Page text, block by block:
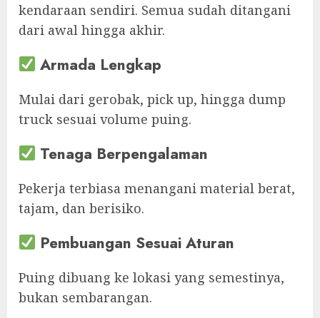
kendaraan sendiri. Semua sudah ditangani
dari awal hingga akhir.
Armada Lengkap
Mulai dari gerobak, pick up, hingga dump
truck sesuai volume puing.
Tenaga Berpengalaman
Pekerja terbiasa menangani material berat,
tajam, dan berisiko.
Pembuangan Sesuai Aturan
Puing dibuang ke lokasi yang semestinya,
bukan sembarangan.